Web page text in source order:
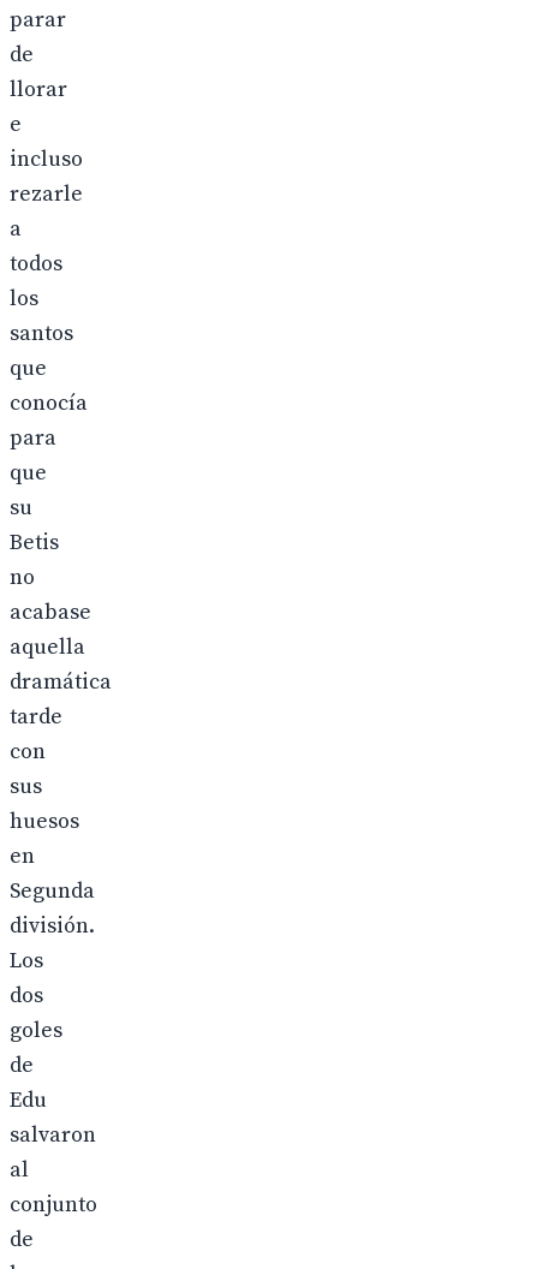
parar
de
llorar
e
incluso
rezarle
a
todos
los
santos
que
conocía
para
que
su
Betis
no
acabase
aquella
dramática
tarde
con
sus
huesos
en
Segunda
división.
Los
dos
goles
de
Edu
salvaron
al
conjunto
de